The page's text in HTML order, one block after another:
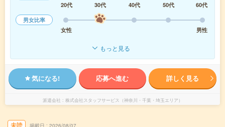
20代
30代 40代 50代
60代
男女比率
女性
男性
もっと見る
気になる! 応募へ進む 詳しく見る
派遣会社 株式会社スタッフサービス（神奈川・千葉・埼玉エリア）
未読 掲載日 2026/08/07